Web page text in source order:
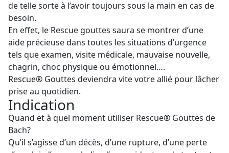
de telle sorte à l’avoir toujours sous la main en cas de
besoin.
En effet, le Rescue gouttes saura se montrer d’une
aide précieuse dans toutes les situations d’urgence
tels que examen, visite médicale, mauvaise nouvelle,
chagrin, choc physique ou émotionnel….
Rescue® Gouttes deviendra vite votre allié pour lâcher
prise au quotidien.
Indication
Quand et à quel moment utiliser Rescue® Gouttes de
Bach?
Qu’il s’agisse d’un décès, d’une rupture, d’une perte